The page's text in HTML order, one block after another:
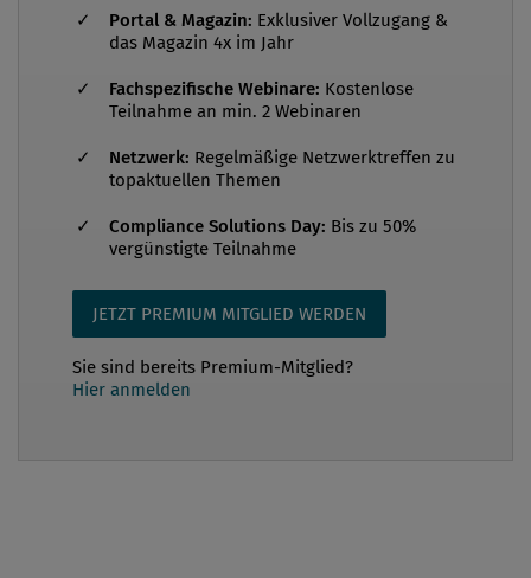
Mai 20211 nun veröffentlicht und ist ab dem 9.
September 2021 in Kraft. Die Wirtschaft und die
Mitgliedstaaten haben ab dem Zeitpunkt der
Veröffentlichung 90 Tage Zeit, sich darauf
einzustellen, bis 8. September 2021 g...
Portal & Magazin: Exklusiver Vollzugang &
das Magazin 4x im Jahr
Fachspezifische Webinare: Kostenlose
Teilnahme an min. 2 Webinaren
Netzwerk: Regelmäßige Netzwerktreffen zu
topaktuellen Themen
Compliance Solutions Day: Bis zu 50%
vergünstigte Teilnahme
JETZT PREMIUM MITGLIED WERDEN
Sie sind bereits Premium-Mitglied?
Hier anmelden